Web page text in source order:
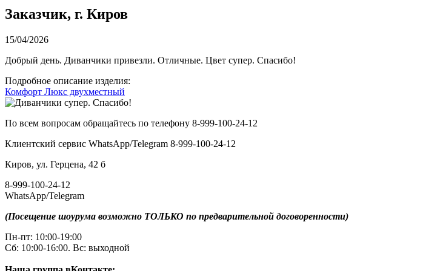
Заказчик, г. Киров
15/04/2026
Добрый день. Диванчики привезли. Отличные. Цвет супер. Спасибо!
Подробное описание изделия:
Комфорт Люкс двухместный
По всем вопросам обращайтесь по телефону 8-999-100-24-12
Клиентский сервис WhatsApp/Telegram 8-999-100-24-12
Киров, ул. Герцена, 42 б
8-999-100-24-12
WhatsApp/Telegram
(Посещение шоурума возможно ТОЛЬКО по предварительной договоренности)
Пн-пт: 10:00-19:00
Сб: 10:00-16:00. Вс: выходной